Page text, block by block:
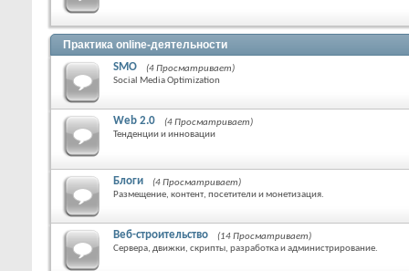
Практика online-деятельности
SMO
(4 Просматривает)
Social Media Optimization
Web 2.0
(4 Просматривает)
Тенденции и инновации
Блоги
(4 Просматривает)
Размещение, контент, посетители и монетизация.
Веб-строительство
(14 Просматривает)
Сервера, движки, скрипты, разработка и администрирование.